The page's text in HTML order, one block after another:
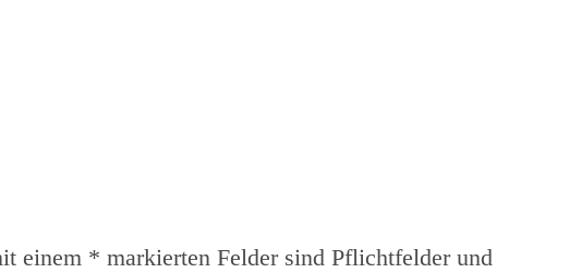
einem * markierten Felder sind Pflichtfelder und